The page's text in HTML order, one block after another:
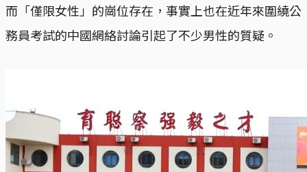
而「僅限女性」的崗位存在，事實上也在近年來圍繞公
務員考試的中國網絡討論引起了不少男性的質疑。